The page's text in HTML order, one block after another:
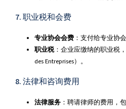
7. 职业税和会费
专业协会会费：支付给专业协
职业税：企业应缴纳的职业税
des Entreprises）。
8. 法律和咨询费用
法律服务：聘请律师的费用，